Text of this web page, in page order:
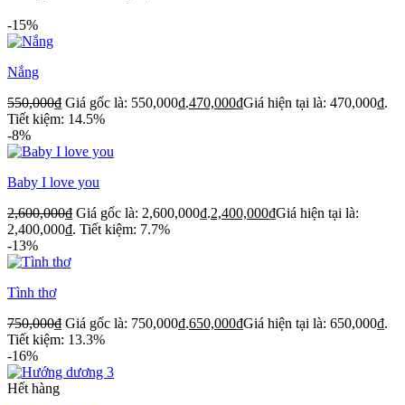
-15%
Nắng
550,000₫ Giá gốc là: 550,000₫.470,000₫Giá hiện tại là: 470,000₫.
Tiết kiệm: 14.5%
-8%
Baby I love you
2,600,000₫ Giá gốc là: 2,600,000₫.2,400,000₫Giá hiện tại là:
2,400,000₫. Tiết kiệm: 7.7%
-13%
Tình thơ
750,000₫ Giá gốc là: 750,000₫.650,000₫Giá hiện tại là: 650,000₫.
Tiết kiệm: 13.3%
-16%
Hết hàng